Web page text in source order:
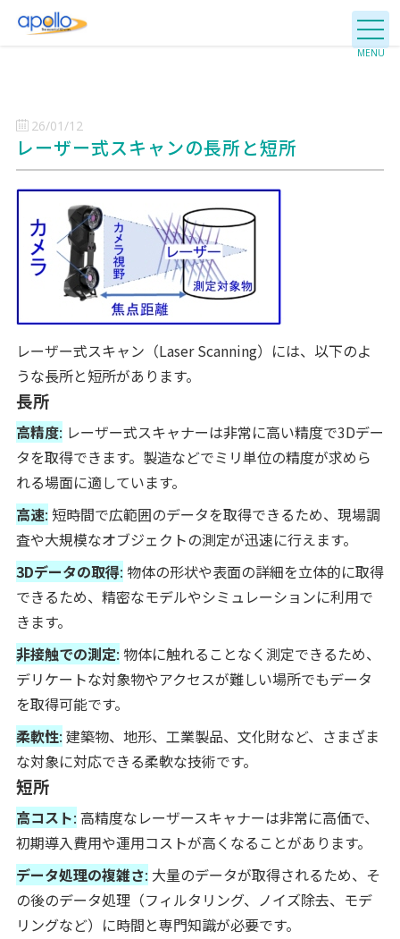
26/01/12
レーザー式スキャンの長所と短所
レーザー式スキャン（Laser Scanning）には、以下のよ
うな長所と短所があります。
長所
高精度: レーザー式スキャナーは非常に高い精度で3Dデー
タを取得できます。製造などでミリ単位の精度が求めら
れる場面に適しています。
高速: 短時間で広範囲のデータを取得できるため、現場調
査や大規模なオブジェクトの測定が迅速に行えます。
3Dデータの取得: 物体の形状や表面の詳細を立体的に取得
できるため、精密なモデルやシミュレーションに利用で
きます。
非接触での測定: 物体に触れることなく測定できるため、
デリケートな対象物やアクセスが難しい場所でもデータ
を取得可能です。
柔軟性: 建築物、地形、工業製品、文化財など、さまざま
な対象に対応できる柔軟な技術です。
短所
高コスト: 高精度なレーザースキャナーは非常に高価で、
初期導入費用や運用コストが高くなることがあります。
データ処理の複雑さ: 大量のデータが取得されるため、そ
の後のデータ処理（フィルタリング、ノイズ除去、モデ
リングなど）に時間と専門知識が必要です。